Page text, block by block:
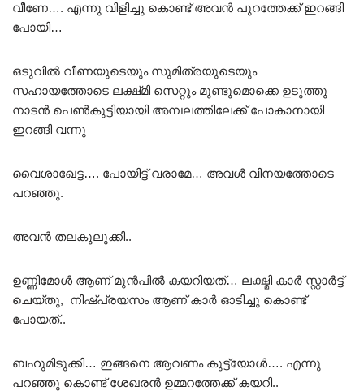
വീണേ…. എന്നു വിളിച്ചു കൊണ്ട് അവൻ പുറത്തേക്ക് ഇറങ്ങി
പോയി…
ഒടുവിൽ വീണയുടെയും സുമിത്രയുടെയും
സഹായത്തോടെ ലക്ഷ്‌മി സെറ്റും മുണ്ടുമൊക്കെ ഉടുത്തു
നാടൻ പെൺകുട്ടിയായി അമ്പലത്തിലേക്ക് പോകാനായി
ഇറങ്ങി വന്നു
വൈശാഖേട്ട…. പോയിട്ട് വരാമേ… അവൾ വിനയത്തോടെ
പറഞ്ഞു.
അവൻ തലകുലുക്കി..
ഉണ്ണിമോൾ ആണ് മുൻപിൽ കയറിയത്… ലക്ഷ്മി കാർ സ്റ്റാർട്ട്‌
ചെയ്തു, നിഷ്പ്രയസം ആണ് കാർ ഓടിച്ചു കൊണ്ട്
പോയത്..
ബഹുമിടുക്കി… ഇങ്ങനെ ആവണം കുട്ട്യോൾ…. എന്നു
പറഞ്ഞു കൊണ്ട് ശേഖരൻ ഉമ്മറത്തേക്ക് കയറി..